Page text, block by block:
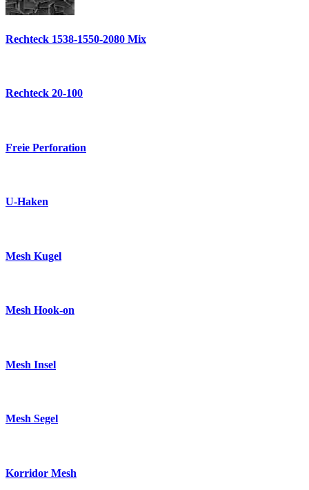
Rechteck 1538-1550-2080 Mix
Rechteck 20-100
Freie Perforation
U-Haken
Mesh Kugel
Mesh Hook-on
Mesh Insel
Mesh Segel
Korridor Mesh